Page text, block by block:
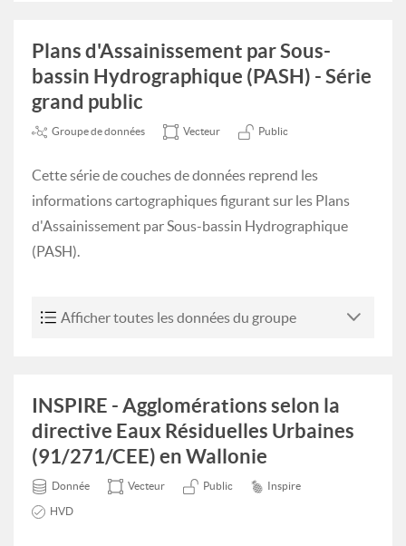
Plans d'Assainissement par Sous-
bassin Hydrographique (PASH) - Série
grand public
Groupe de données Vecteur Public
Cette série de couches de données reprend les
informations cartographiques figurant sur les Plans
d'Assainissement par Sous-bassin Hydrographique
(PASH).
Afficher toutes les données du groupe
INSPIRE - Agglomérations selon la
directive Eaux Résiduelles Urbaines
(91/271/CEE) en Wallonie
Donnée Vecteur Public Inspire
HVD